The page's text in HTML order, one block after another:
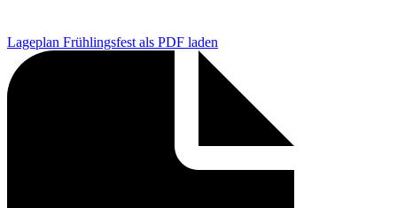
Lageplan Frühlingsfest als PDF laden